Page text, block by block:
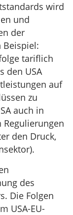
wird
und
der
Beispiel:
tariflich
den USA
auf
zu
auch in
den Druck,
des
Die Folgen
USA-EU-